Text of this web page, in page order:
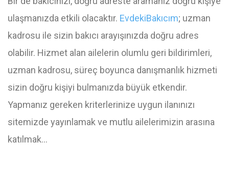
ulaşmanızda etkili olacaktır. EvdekiBakıcım; uzman
kadrosu ile sizin bakıcı arayışınızda doğru adres
olabilir. Hizmet alan ailelerin olumlu geri bildirimleri,
uzman kadrosu, süreç boyunca danışmanlık hizmeti
sizin doğru kişiyi bulmanızda büyük etkendir.
Yapmanız gereken kriterlerinize uygun ilanınızı
sitemizde yayınlamak ve mutlu ailelerimizin arasına
katılmak…